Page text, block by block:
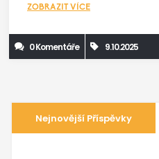
ZOBRAZIT VÍCE
0 Komentáře 9.10.2025
Nejnovější Příspěvky